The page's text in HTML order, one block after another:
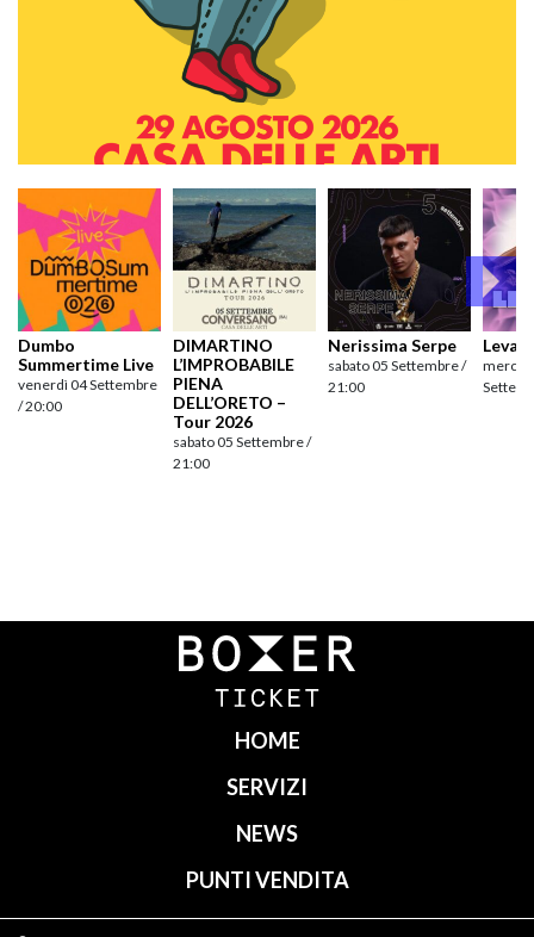
Dumbo
Summertime Live
venerdì 04 Settembre
/ 20:00
DIMARTINO
L’IMPROBABILE
PIENA
DELL’ORETO –
Tour 2026
sabato 05 Settembre /
21:00
Nerissima Serpe
sabato 05 Settembre /
21:00
Navigazione
HOME
SERVIZI
NEWS
PUNTI VENDITA